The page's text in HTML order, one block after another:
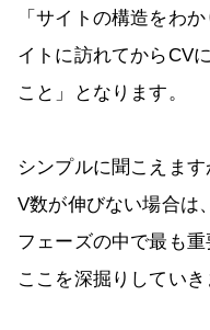
「サイトの構造をわ
イトに訪れてからCV
こと」となります。
シンプルに聞こえま
V数が伸びない場合は
フェーズの中で最も
ここを深掘りしていき